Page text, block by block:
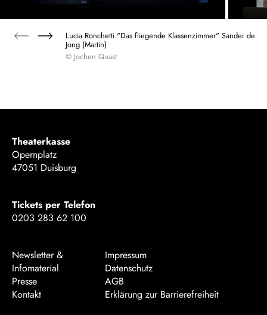
Lucia Ronchetti "Das fliegende Klassenzimmer" Sander de
Jong (Martin)
© Jochen Quast
Theaterkasse
Opernplatz
47051 Duisburg
Tickets per Telefon
0203 283 62 100
Newsletter &
Infomaterial
Presse
Kontakt
Impressum
Datenschutz
AGB
Erklärung zur Barrierefreiheit